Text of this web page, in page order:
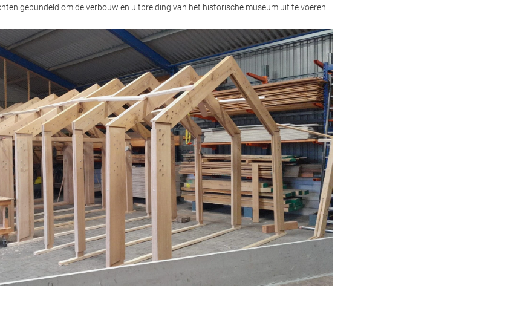
gebundeld om de verbouw en uitbreiding van het historische museum uit te voeren.